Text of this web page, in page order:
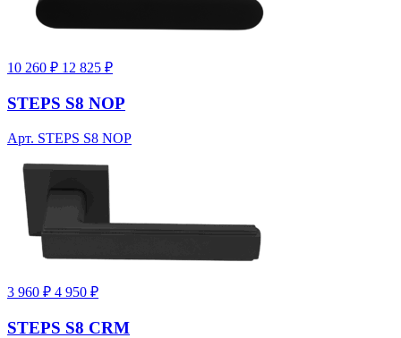
10 260 ₽ 12 825 ₽
STEPS S8 NOP
Арт. STEPS S8 NOP
3 960 ₽ 4 950 ₽
STEPS S8 CRM